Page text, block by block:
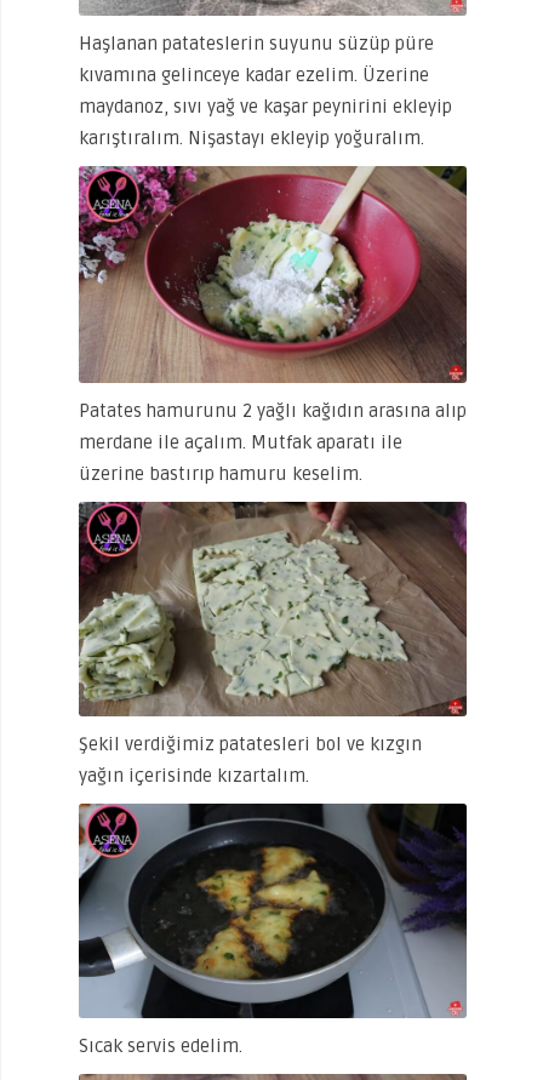
Haşlanan patateslerin suyunu süzüp püre
kıvamına gelinceye kadar ezelim. Üzerine
maydanoz, sıvı yağ ve kaşar peynirini ekleyip
karıştıralım. Nişastayı ekleyip yoğuralım.
Patates hamurunu 2 yağlı kağıdın arasına alıp
merdane ile açalım. Mutfak aparatı ile
üzerine bastırıp hamuru keselim.
Şekil verdiğimiz patatesleri bol ve kızgın
yağın içerisinde kızartalım.
Sıcak servis edelim.